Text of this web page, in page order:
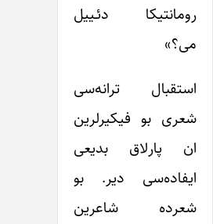
رومانتیکا دئـییل
می؟»
استقبال ترانه‌سی
شعری بو فیکیرلرین
ان پارلاق بدیعی
ایفاده‌سی دیر. بو
شعرده شاعرین